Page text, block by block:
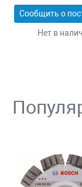
Нет в